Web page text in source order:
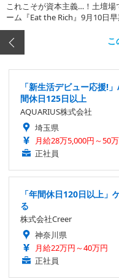
これこそが資本主義…！土壇
ーム『Eat the Rich』9月10日
こ
「新生活デビュー応援!
間休日125日以上
AQUARIUS株式会社
埼玉県
月給28万5,000円～50
正社員
「年間休日120日以上
る
株式会社Creer
神奈川県
月給22万円～40万円
正社員